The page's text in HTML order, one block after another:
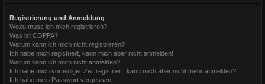
Registrierung und Anmeldung
Wozu muss ich mich registrieren?
Was ist COPPA?
Warum kann ich mich nicht registrieren?
Ich habe mich registriert, kann mich aber nicht anmelden!
Warum kann ich mich nicht anmelden?
Ich habe mich vor einiger Zeit registriert, kann mich aber nicht mehr anmelden?!
Ich habe mein Passwort vergessen!